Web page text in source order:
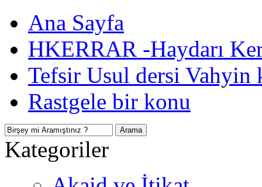
Ana Sayfa
HKERRAR -Haydarı
Tefsir Usul dersi Vahyin
Rastgele bir konu
Kategoriler